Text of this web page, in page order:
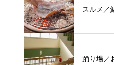
スルメ／
踊り場／